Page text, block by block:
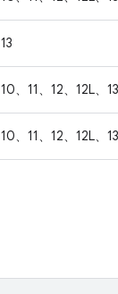
13
10、11、12、12L、13
10、11、12、12L、13